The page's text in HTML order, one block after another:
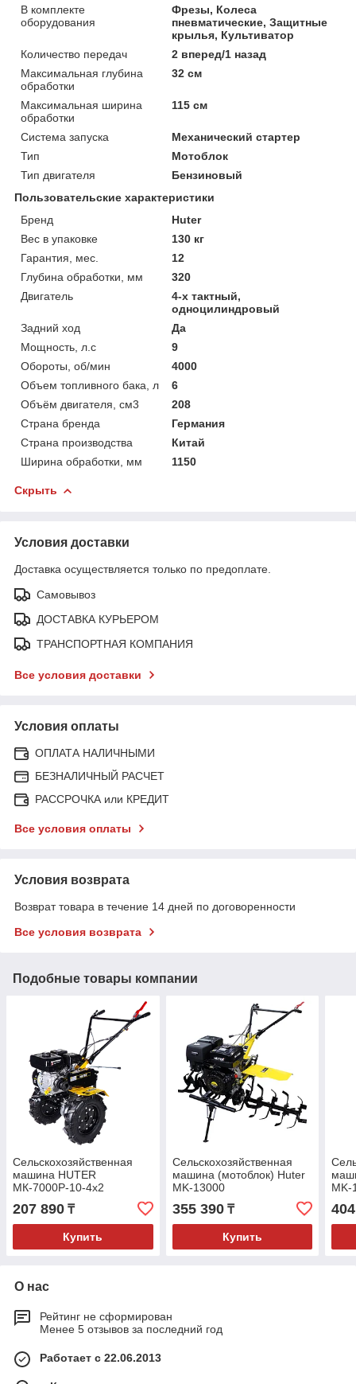
В комплекте
оборудования
Фрезы, Колеса
пневматические, Защитные
крылья, Культиватор
Количество передач
2 вперед/1 назад
Максимальная глубина
обработки
32 см
Максимальная ширина
обработки
115 см
Система запуска
Механический стартер
Тип
Мотоблок
Тип двигателя
Бензиновый
Пользовательские характеристики
Бренд
Huter
Вес в упаковке
130 кг
Гарантия, мес.
12
Глубина обработки, мм
320
Двигатель
4-х тактный,
одноцилиндровый
Задний ход
Да
Мощность, л.с
9
Обороты, об/мин
4000
Объем топливного бака, л
6
Объём двигателя, см3
208
Страна бренда
Германия
Страна производства
Китай
Ширина обработки, мм
1150
Скрыть
Условия доставки
Доставка осуществляется только по предоплате.
Самовывоз
ДОСТАВКА КУРЬЕРОМ
ТРАНСПОРТНАЯ КОМПАНИЯ
Все условия доставки
Условия оплаты
ОПЛАТА НАЛИЧНЫМИ
БЕЗНАЛИЧНЫЙ РАСЧЕТ
РАССРОЧКА или КРЕДИТ
Все условия оплаты
Условия возврата
Возврат товара в течение 14 дней по договоренности
Все условия возврата
Подобные товары компании
Сельскохозяйственная
машина HUTER
МК-7000P-10-4х2
207 890 ₸
Купить
Сельскохозяйственная
машина (мотоблок) Huter
MK-13000
355 390₸
Купить
MK-
О нас
Рейтинг не сформирован
Менее 5 отзывов за последний год
Работает с 22.06.2013